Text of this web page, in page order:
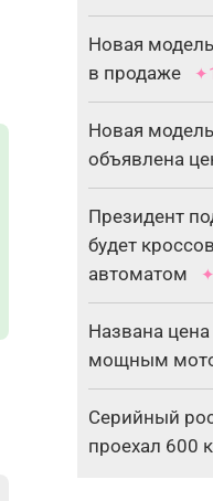
Новая
в продаже
Новая
объявлена
Президент
будет
автоматом
Названа
мощным
Серийный
проехал 600